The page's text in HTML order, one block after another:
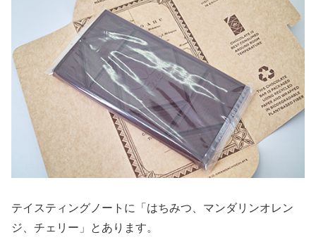
テイスティングノートに「はちみつ、マンダリンオレン
ジ、チェリー」とあります。